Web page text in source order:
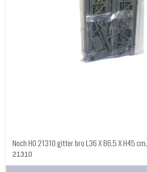
Noch HO 21310 gitter bro L36 X B6,5 X H45 cm.
21310